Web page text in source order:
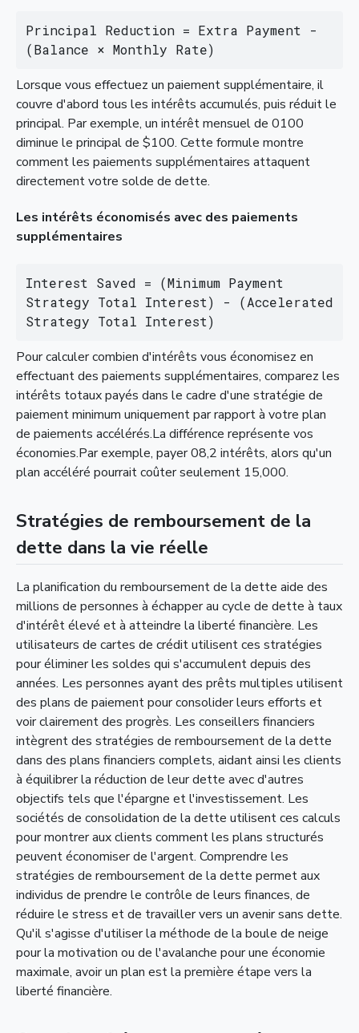
Principal Reduction = Extra Payment -
(Balance × Monthly Rate)
Lorsque vous effectuez un paiement supplémentaire, il
couvre d'abord tous les intérêts accumulés, puis réduit le
principal. Par exemple, un intérêt mensuel de 0100
diminue le principal de $100. Cette formule montre
comment les paiements supplémentaires attaquent
directement votre solde de dette.
Les intérêts économisés avec des paiements
supplémentaires
Interest Saved = (Minimum Payment
Strategy Total Interest) - (Accelerated
Strategy Total Interest)
Pour calculer combien d'intérêts vous économisez en
effectuant des paiements supplémentaires, comparez les
intérêts totaux payés dans le cadre d'une stratégie de
paiement minimum uniquement par rapport à votre plan
de paiements accélérés.La différence représente vos
économies.Par exemple, payer 08,2 intérêts, alors qu'un
plan accéléré pourrait coûter seulement 15,000.
Stratégies de remboursement de la
dette dans la vie réelle
La planification du remboursement de la dette aide des
millions de personnes à échapper au cycle de dette à taux
d'intérêt élevé et à atteindre la liberté financière. Les
utilisateurs de cartes de crédit utilisent ces stratégies
pour éliminer les soldes qui s'accumulent depuis des
années. Les personnes ayant des prêts multiples utilisent
des plans de paiement pour consolider leurs efforts et
voir clairement des progrès. Les conseillers financiers
intègrent des stratégies de remboursement de la dette
dans des plans financiers complets, aidant ainsi les clients
à équilibrer la réduction de leur dette avec d'autres
objectifs tels que l'épargne et l'investissement. Les
sociétés de consolidation de la dette utilisent ces calculs
pour montrer aux clients comment les plans structurés
peuvent économiser de l'argent. Comprendre les
stratégies de remboursement de la dette permet aux
individus de prendre le contrôle de leurs finances, de
réduire le stress et de travailler vers un avenir sans dette.
Qu'il s'agisse d'utiliser la méthode de la boule de neige
pour la motivation ou de l'avalanche pour une économie
maximale, avoir un plan est la première étape vers la
liberté financière.